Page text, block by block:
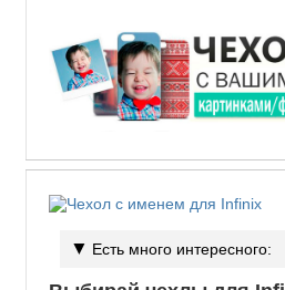
Есть много интересного: